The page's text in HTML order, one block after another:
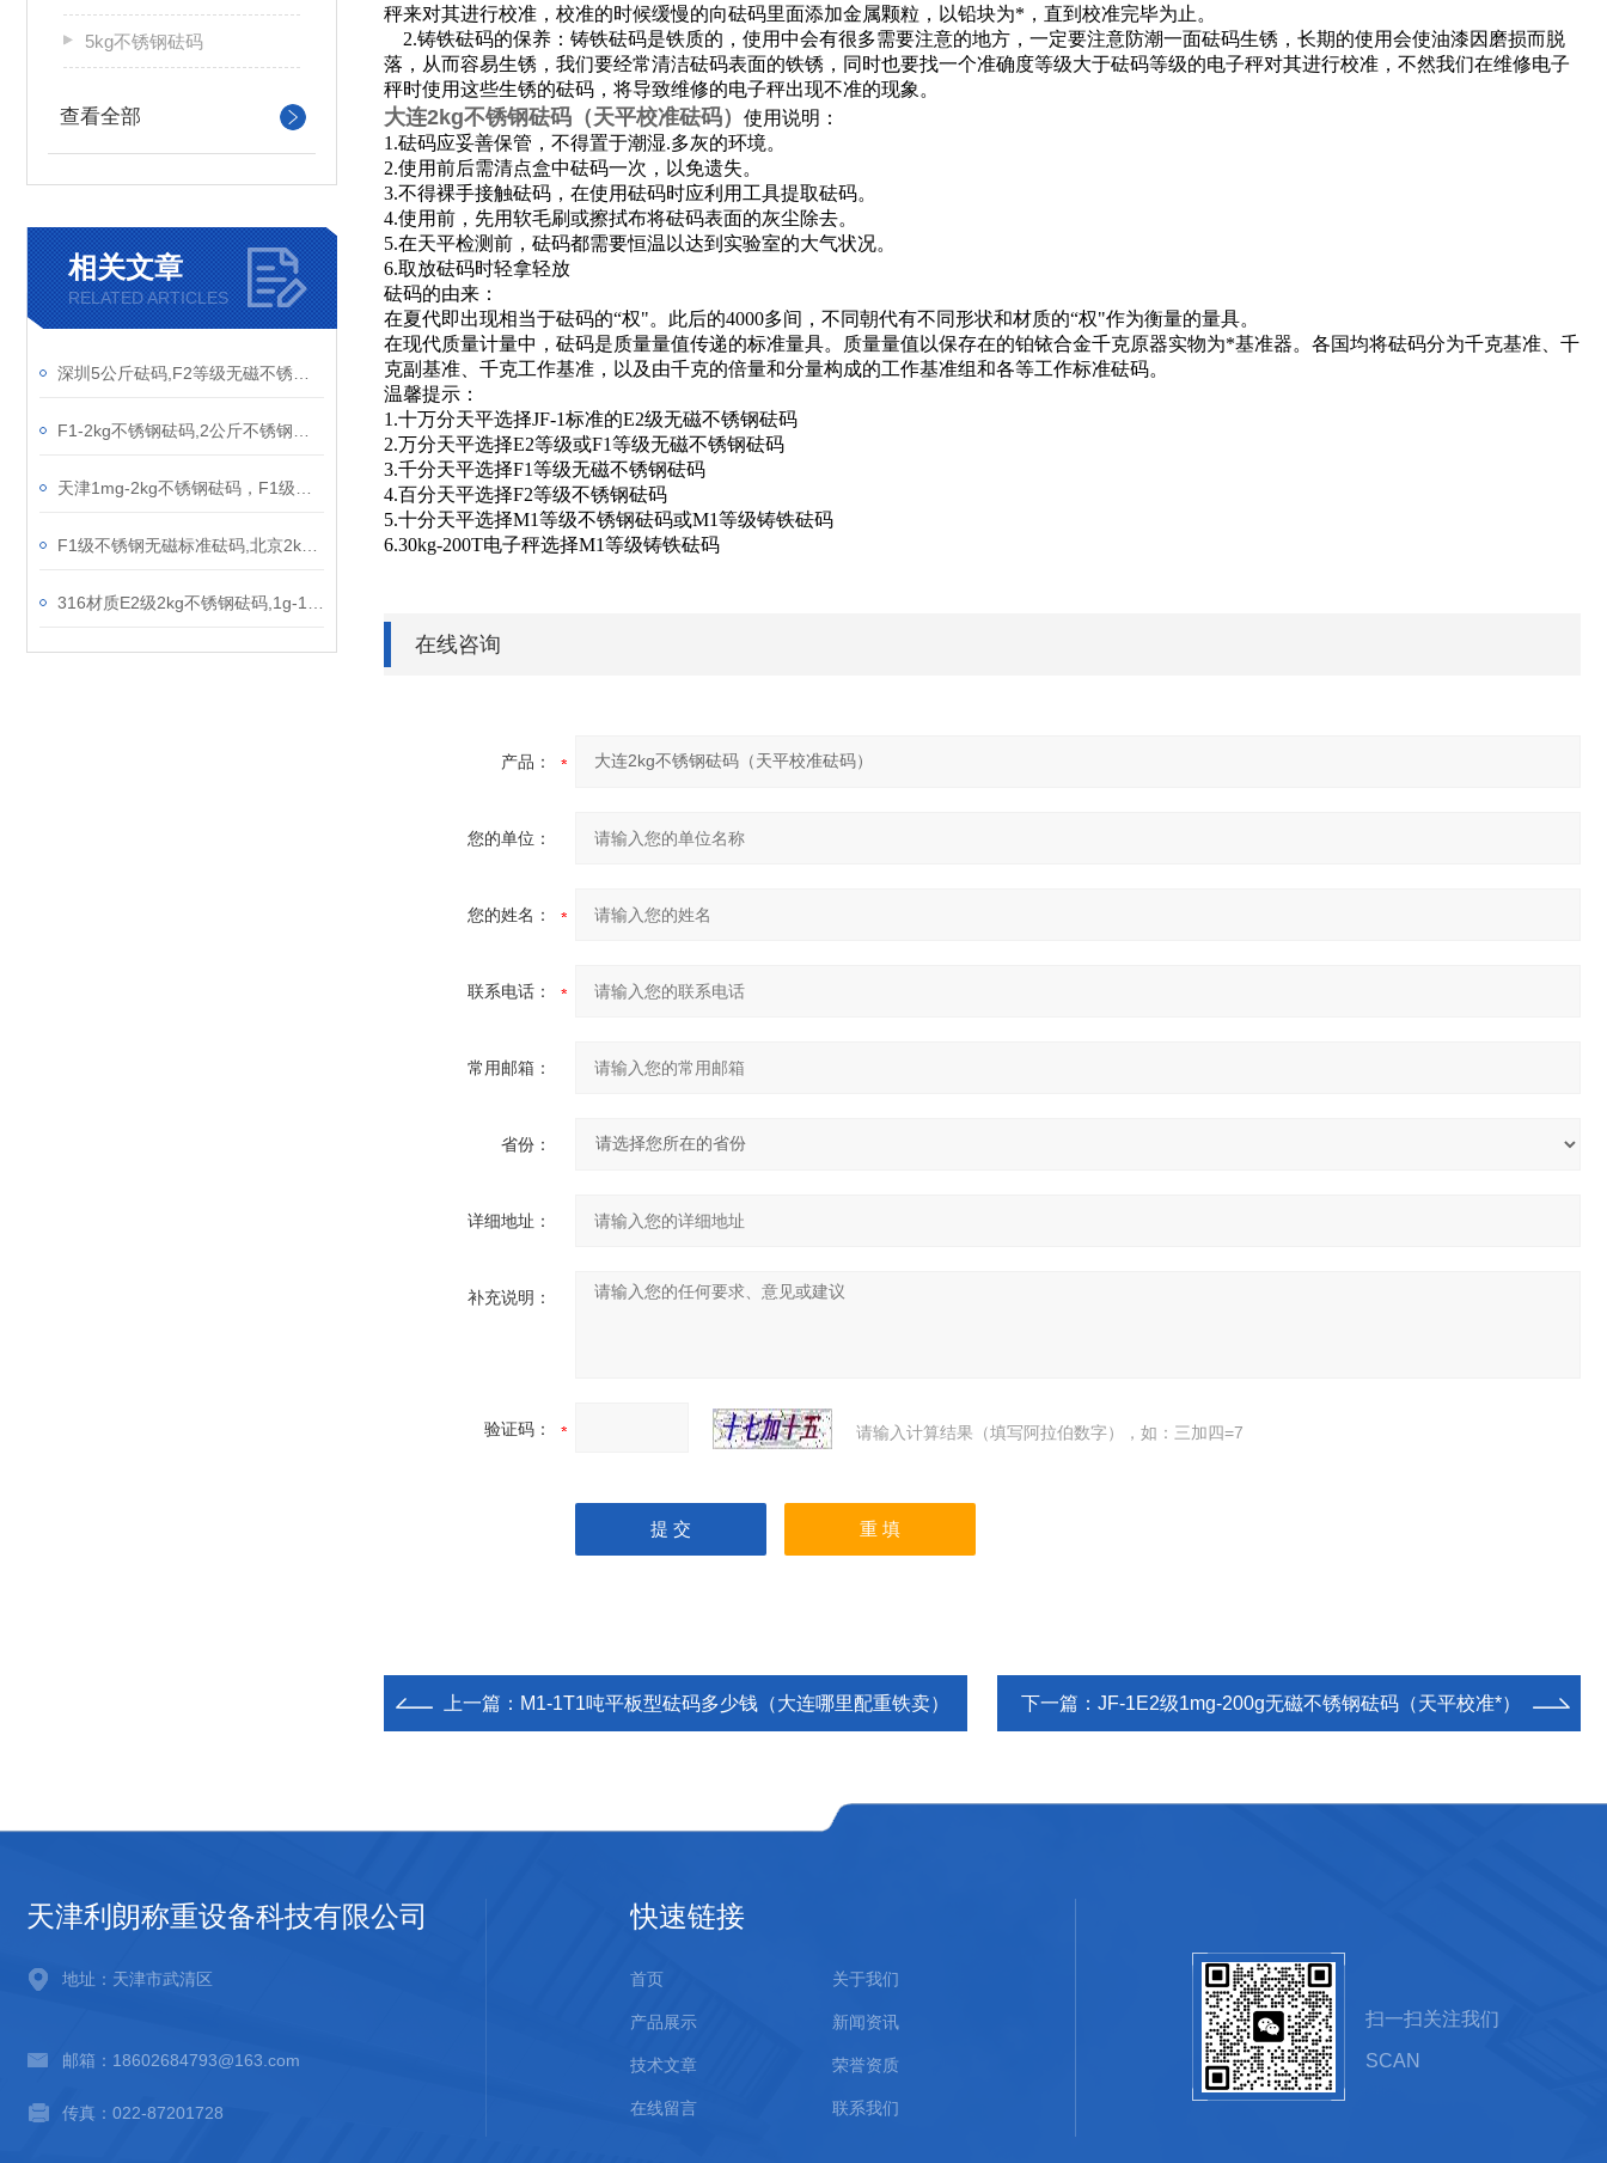
5kg不锈钢砝码
查看全部
相关文章
RELATED ARTICLES
秤来对其进行校准，校准的时候缓慢的向砝码里面添加金属颗粒，以铅块为*，直到校准完毕为止。
2.铸铁砝码的保养：铸铁砝码是铁质的，使用中会有很多需要注意的地方，一定要注意防潮一面砝码生锈，长期的使用会使油漆因磨损而脱
落，从而容易生锈，我们要经常清洁砝码表面的铁锈，同时也要找一个准确度等级大于砝码等级的电子秤对其进行校准，不然我们在维修电子
秤时使用这些生锈的砝码，将导致维修的电子秤出现不准的现象。
大连2kg不锈钢砝码（天平校准砝码） 使用说明：
1.砝码应妥善保管，不得置于潮湿.多灰的环境。
2.使用前后需清点盒中砝码一次，以免遗失。
3.不得裸手接触砝码，在使用砝码时应利用工具提取砝码。
4.使用前，先用软毛刷或擦拭布将砝码表面的灰尘除去。
5.在天平检测前，砝码都需要恒温以达到实验室的大气状况。
6.取放砝码时轻拿轻放
砝码的由来：
在夏代即出现相当于砝码的“权"。此后的4000多间，不同朝代有不同形状和材质的“权"作为衡量的量具。
在现代质量计量中，砝码是质量量值传递的标准量具。质量量值以保存在的铂铱合金千克原器实物为*基准器。各国均将砝码分为千克基准、千
克副基准、千克工作基准，以及由千克的倍量和分量构成的工作基准组和各等工作标准砝码。
温馨提示：
1.十万分天平选择JF-1标准的E2级无磁不锈钢砝码
2.万分天平选择E2等级或F1等级无磁不锈钢砝码
3.千分天平选择F1等级无磁不锈钢砝码
4.百分天平选择F2等级不锈钢砝码
5.十分天平选择M1等级不锈钢砝码或M1等级铸铁砝码
6.30kg-200T电子秤选择M1等级铸铁砝码
在线咨询
产品：
您的单位：
您的姓名：
联系电话：
常用邮箱：
省份：
详细地址：
补充说明：
验证码： 请输入计算结果（填写阿拉伯数字），如：三加四=7
上一篇： M1-1T1吨平板型砝码多少钱（大连哪里配重铁卖） 下一篇： JF-1E2级1mg-200g无磁不锈钢砝码（天平校准*）
天津利朗称重设备科技有限公司
地址：天津市武清区
邮箱：18602684793@163.com
传真：022-87201728
快速链接
首页 关于我们
产品展示 新闻资讯
技术文章 荣誉资质
在线留言 联系我们
扫一扫关注我们
SCAN